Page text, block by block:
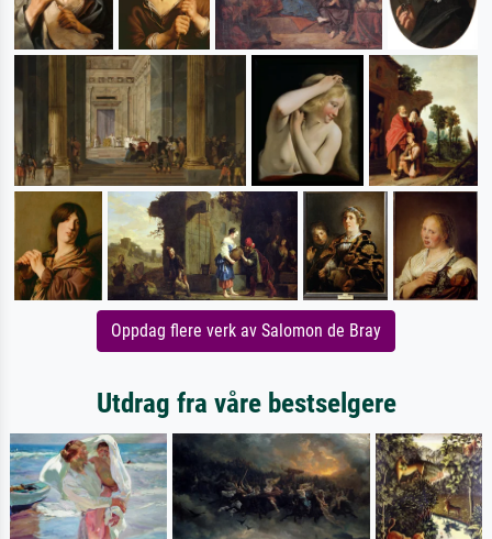
Oppdag flere verk av Salomon de Bray
Utdrag fra våre bestselgere